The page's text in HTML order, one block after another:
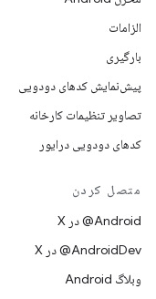
الزامات
بارگیری
پیش‌نمایش کدهای دودویی
تصاویر تنظیمات کارخانه
کدهای دودویی درایور
متصل کردن
‫‎@Android در X
‫‎@AndroidDev در X
وبلاگ Android